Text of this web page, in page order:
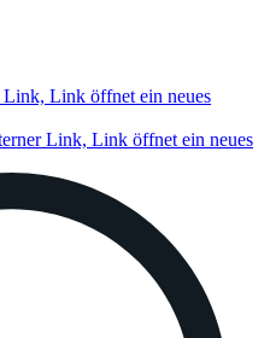
Link, Link öffnet ein neues
Link, Link öffnet ein neues